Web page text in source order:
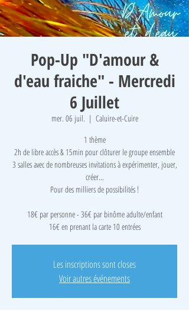
Pop-Up "D'amour &
d'eau fraiche" - Mercredi
6 Juillet
mer. 06 juil.
  |
Caluire-et-Cuire
1 thème
2h de libre accès & 15min pour clôturer le groupe ensemble
3 salles avec de nombreuses invitations à expérimenter, jouer,
créer...
Pour des milliers de possibilités !
18€ par personne - 36€ par binôme adulte/enfant
16€ en prenant la carte 10 entrées
Les inscriptions sont closes
Voir autres événements